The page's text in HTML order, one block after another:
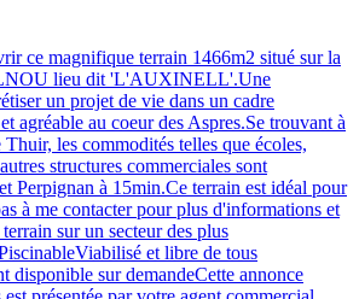
ce magnifique terrain 1466m2 situé sur la
lieu dit 'L'AUXINELL'.Une
un projet de vie dans un cadre
agréable au coeur des Aspres.Se trouvant à
les commodités telles que écoles,
structures commerciales sont
Perpignan à 15min.Ce terrain est idéal pour
à me contacter pour plus d'informations et
sur un secteur des plus
et libre de tous
disponible sur demandeCette annonce